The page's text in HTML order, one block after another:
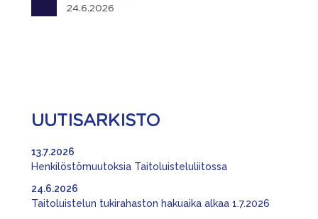
24.6.2026
UUTISARKISTO
Henkilöstömuutoksia Taitoluisteluliitossa
13.7.2026
Taitoluistelun tukirahaston hakuaika alkaa 1.7.2026
24.6.2026